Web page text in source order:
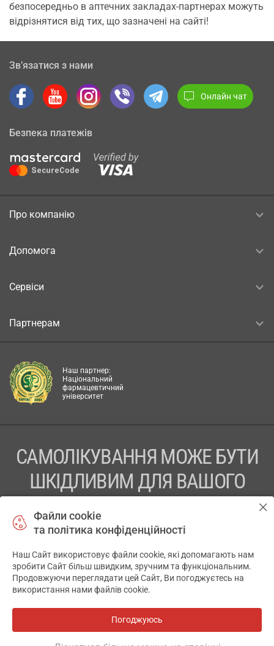
безпосередньо в аптечних закладах-партнерах можуть
відрізнятися від тих, що зазначені на сайті!
Зв’язатися з нами
Онлайн чат
Безпека платежів
Про компанію
Допомога
Сервіси
Партнерам
Наш партнер:
Національний
фармацевтичний
університет
САМОЛІКУВАННЯ МОЖЕ БУТИ
ШКІДЛИВИМ ДЛЯ ВАШОГО
ПЕРЕД ЗАСТОСУВАННЯМ ПРЕПАРАТУ ПРОКОНСУЛЬТУЙТЕСЬ
ТОВ «АПТЕКА 911.ЮА» Код ЄДРПОУ 43631965.
Відмова від відповідальності
© 2014-2026. Медична інформаційна система АПТЕКА911.ЮА
Файли cookie
та політика конфіденційності
Наш Сайт використовує файли cookie, які допомагають нам
зробити Сайт більш швидким, зручним та функціональним.
Продовжуючи переглядати цей Сайт, Ви погоджуєтесь на
використання нами файлів cookie.
Погоджуюсь
✕